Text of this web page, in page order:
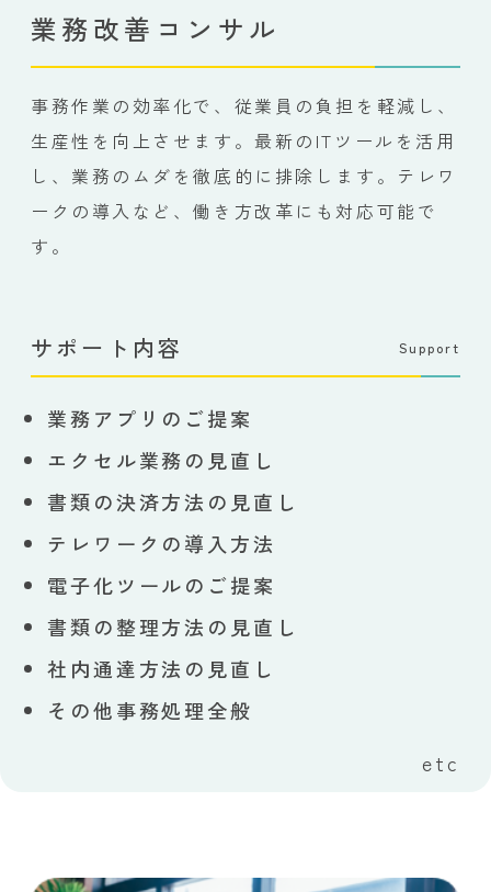
業務改善コンサル
事務作業の効率化で、従業員の負担を軽減し、
生産性を向上させます。最新のITツールを活用
し、業務のムダを徹底的に排除します。テレワ
ークの導入など、働き方改革にも対応可能で
す。
サポート内容 Support
業務アプリのご提案
エクセル業務の見直し
書類の決済方法の見直し
テレワークの導入方法
電子化ツールのご提案
書類の整理方法の見直し
社内通達方法の見直し
その他事務処理全般
etc